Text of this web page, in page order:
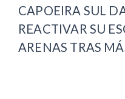
CAPOEIRA SUL
REACTIVAR SU
ARENAS TRAS